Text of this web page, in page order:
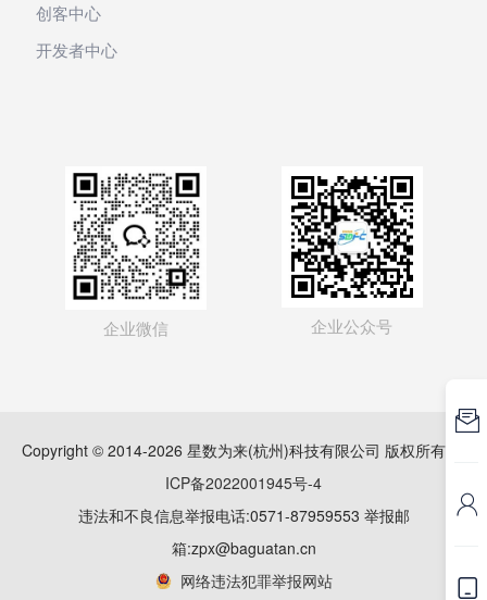
创客中心
开发者中心
企业微信 企业公众号
Copyright © 2014-2026 星数为来(杭州)科技有限公司 版权所有
ICP备2022001945号-4
违法和不良信息举报电话:0571-87959553 举报邮
箱:zpx@baguatan.cn
网络违法犯罪举报网站


